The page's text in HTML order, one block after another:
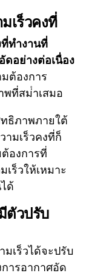
เร็วคงที่
ที่ทํางานที่
ดอย่างต่อเนื่อง
ต้องการ
พที่สม่ําเสมอ
ธิภาพภายใต้
ามเร็วคงที่ก็
องการที่
ร็วให้เหมาะ
ด้
ตัวปรับ
เร็วได้จะปรับ
ารอากาศอัด